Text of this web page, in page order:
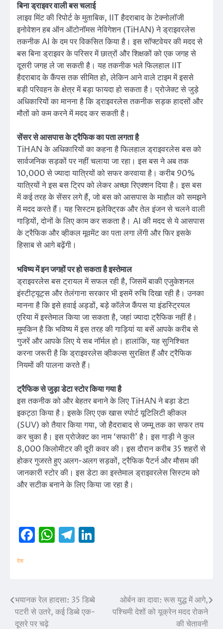
बिना ड्राइवर वाली बस चलाई
लाइव मिंट की रिपोर्ट के मुताबिक, IIT हैदराबाद के टेक्नोलॉजी
इनोवेशन हब ऑन ऑटोनॉमस नेविगेशन (TiHAN) ने ड्राइवरलेस
तकनीक AI के दम पर विकसित किया है। इस सॉफ्टवेयर की मदद से
बस बिना ड्राइवर के परिसर में छात्रों और शिक्षकों को एक जगह से
दूसरी जगह ले जा सकती है। यह तकनीक भले फिलहाल IIT
हैदराबाद के कैंपस तक सीमित हो, लेकिन आने वाले टाइम में इससे
बड़ी परिवहन के क्षेत्र में बड़ा फायदा हो सकता है। प्रोजेक्ट से जुड़े
अधिकारियों का मानना है कि ड्राइवरलेस तकनीक सड़क हादसों और
मौतों को कम करने में मदद कर सकती है।
सेंसर से आसपास के ट्रैफिक का पता लगता है
TiHAN के अधिकारियों का कहना है फिलहाल ड्राइवरलेस बस को
सार्वजनिक सड़कों पर नहीं चलाया जा रहा। इस बस ने अब तक
10,000 से ज्यादा यात्रियों को सफर करवाया है। करीब 90%
यात्रियों ने इस बस ट्रिप को लेकर अच्छा रिएक्शन दिया है। इस बस
में कई तरह के सेंसर लगे हैं, जो बस को आसपास के माहौल को समझने
में मदद करते हैं। यह सिस्टम इलेक्ट्रिक और तेल इंजन से चलने वाली
गाड़ियों, दोनों के लिए काम कर सकता है। AI की मदद से ये आसपास
के ट्रैफिक और व्हीकल मूवमेंट का पता लगा लेंगी और फिर इसके
हिसाब से आगे बढ़ेंगी।
भविष्य में इन जगहों पर हो सकता है इस्तेमाल
ड्राइवरलेस बस ट्रायल में सफल रही है, जिसमें बाकी एजुकेशनल
इंस्टीट्यूट्स और तेलंगाना सरकार भी इसमें रुचि दिखा रही है। उनका
मानना है कि इसे हवाई अड्डों, बड़े कॉलेज कैंपस या इंडस्ट्रियल
एरिया में इस्तेमाल किया जा सकता है, जहां ज्यादा ट्रैफिक नहीं है।
मुमकिन है कि भविष्य में इस तरह की गाड़ियां या बसें आपके करीब से
गुजरें और आपके लिए ये सब नॉर्मल हो। हालांकि, यह सुनिश्चित
करना जरूरी है कि ड्राइवरलेस व्हीकल्स सुरक्षित हैं और ट्रैफिक
नियमों की पालना करते हैं।
ट्रैफिक से जुड़ा डेटा स्टोर किया गया है
इस तकनीक को और बेहतर बनाने के लिए TiHAN ने बड़ा डेटा
इकट्ठा किया है। इसके लिए एक खास स्पोर्ट यूटिलिटी व्हीकल
(SUV) को तैयार किया गया, जो हैदराबाद से जम्मू तक का सफर तय
कर चुका है। इस प्रोजेक्ट का नाम ‘सफारी’ है। इस गाड़ी ने कुल
8,000 किलोमीटर की दूरी कवर की। इस दौरान करीब 35 शहरों से
होकर गुजरते हुए अलग-अलग सड़कों, ट्रैफिक पैटर्न और मौसम की
जानकारी स्टोर की। इस डेटा का इस्तेमाल ड्राइवरलेस सिस्टम को
और सटीक बनाने के लिए किया जा रहा है।
Facebook
WhatsApp
Telegram
देश
Post
navigation
भयानक रेल हादसा: 35 डिब्बे
पटरी से उतरे, कई डिब्बे एक-
दूसरे पर चढ़े
ओर्बन का दावा: रूस युद्ध में आगे,
पश्चिमी देशों को यूक्रेन मदद रोकने
की चेतावनी